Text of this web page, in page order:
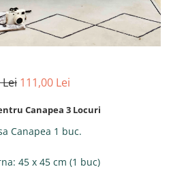
111,00 Lei
Canapea 3 Locuri
Canapea 1 buc.
45 x 45 cm (1 buc)